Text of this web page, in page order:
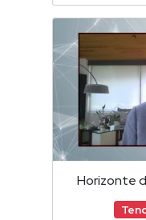
Horizonte